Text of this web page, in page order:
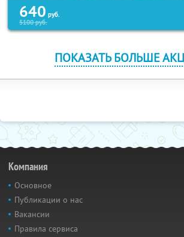
640 руб.
5100руб.
ПОКАЗАТЬ БОЛЬШЕ
Компания
Основное
Публикации о нас
Вакансии
Правила сервиса